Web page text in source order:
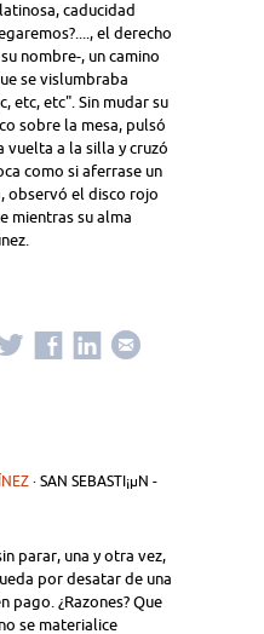
caducidad
el derecho
nombre-, un camino
se vislumbraba
etc, etc". Sin mudar su
sobre la mesa, pulsó
vuelta a la silla y cruzó
como si aferrase un
observó el disco rojo
mientras su alma
· SAN SEBASTI¡µN -
parar, una y otra vez,
por desatar de una
pago. ¿Razones? Que
se materialice